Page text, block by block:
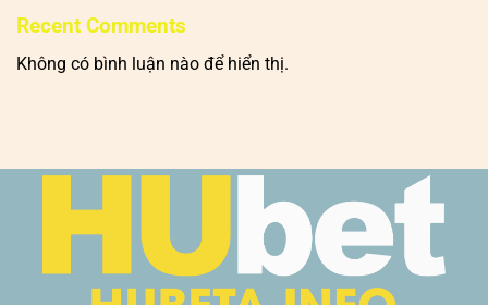
Recent Comments
Không có bình luận nào để hiển thị.